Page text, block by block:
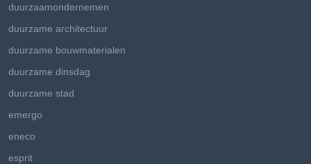
duurzaamondernemen
duurzame architectuur
duurzame bouwmaterialen
duurzame dinsdag
duurzame stad
emergo
eneco
esprit